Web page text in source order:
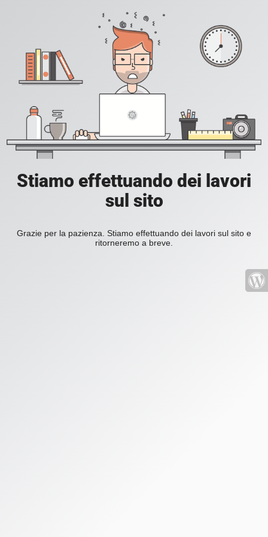
Stiamo effettuando dei lavori
sul sito
Grazie per la pazienza. Stiamo effettuando dei lavori sul sito e
ritorneremo a breve.